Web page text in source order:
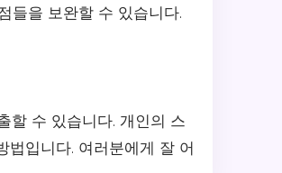
들을 보완할 수 있습니다.
할 수 있습니다. 개인의 스
법입니다. 여러분에게 잘 어